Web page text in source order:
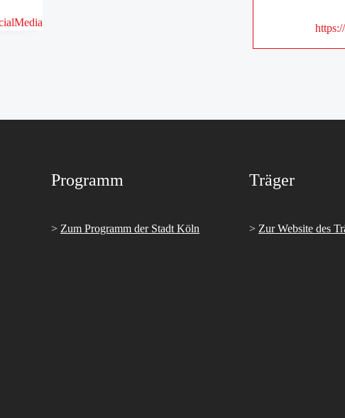
Programm
> Zum Programm der Stadt Köln
Träger
> Zur Website des